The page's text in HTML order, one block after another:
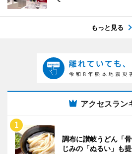
もっと見る
アクセスラン
調布に讃岐うどん「
じみの「ぬるい」も